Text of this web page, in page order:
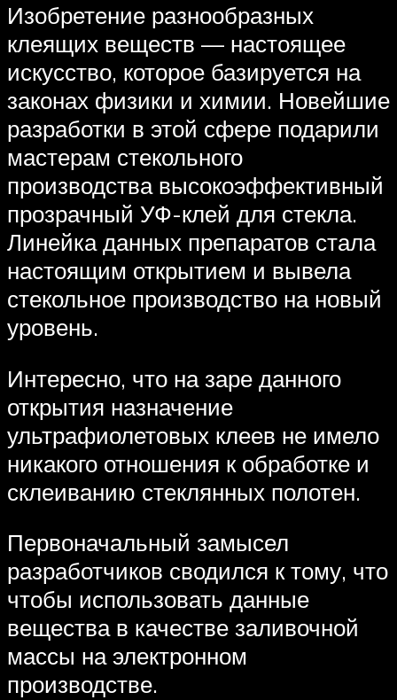
Изобретение разнообразных
клеящих веществ — настоящее
искусство, которое базируется на
законах физики и химии. Новейшие
разработки в этой сфере подарили
мастерам стекольного
производства высокоэффективный
прозрачный УФ-клей для стекла.
Линейка данных препаратов стала
настоящим открытием и вывела
стекольное производство на новый
уровень.
Интересно, что на заре данного
открытия назначение
ультрафиолетовых клеев не имело
никакого отношения к обработке и
склеиванию стеклянных полотен.
Первоначальный замысел
разработчиков сводился к тому, что
чтобы использовать данные
вещества в качестве заливочной
массы на электронном
производстве.